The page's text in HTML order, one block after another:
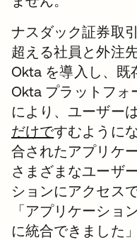
ナスダック証券取
超える社員と外注
Okta を導入し、既
Okta プラットフォ
により、ユーザーは
だけですむように
合されたアプリケ
さまざまなユーザ
ションにアクセス
「アプリケーショ
に統合できました